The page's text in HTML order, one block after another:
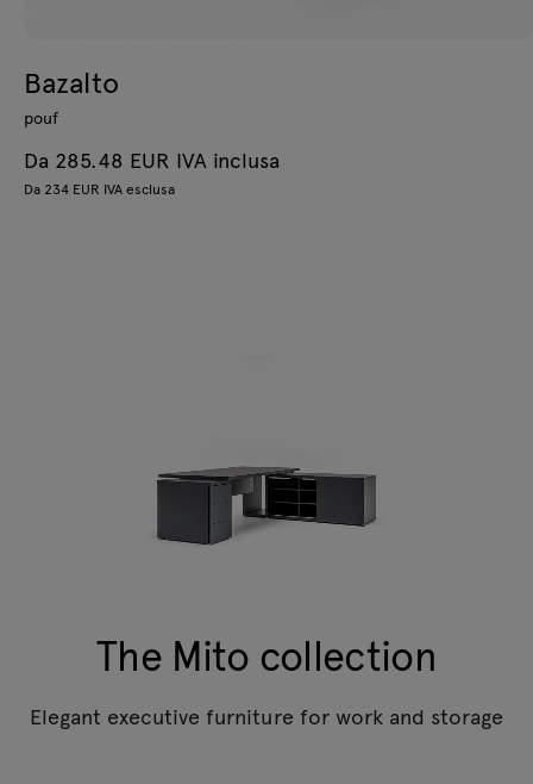
Bazalto
pouf
Da 285.48 EUR IVA inclusa
Da 234 EUR IVA esclusa
The Mito collection
Elegant executive furniture for work and storage